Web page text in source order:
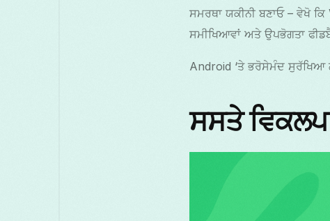
ਸਮਰਥਾ ਯਕੀਨੀ ਬਣਾਓ – ਵੇਖੋ
ਸਮੀਖਿਆਵਾਂ ਅਤੇ ਉਪਭੋਗਤਾ
Android ‘ਤੇ ਭਰੋਸੇਮੰਦ
ਸਸਤੇ